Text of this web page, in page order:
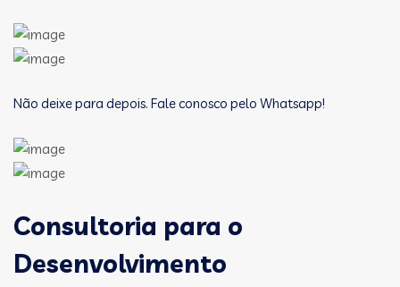
Não deixe para depois. Fale conosco pelo Whatsapp!
Consultoria para o
Desenvolvimento